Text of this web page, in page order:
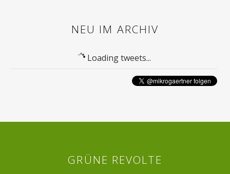
NEU IM ARCHIV
Loading tweets...
GRÜNE REVOLTE